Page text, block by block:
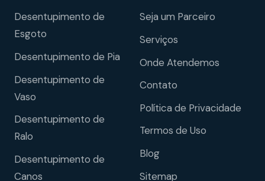
Desentupimento de
Esgoto
Desentupimento de Pia
Desentupimento de
Vaso
Desentupimento de
Ralo
Desentupimento de
Canos
Seja um Parceiro
Serviços
Onde Atendemos
Contato
Política de Privacidade
Termos de Uso
Blog
Sitemap